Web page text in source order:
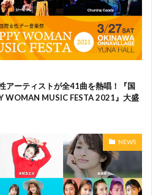
アーティストが全41曲を熱唱！『国
WOMAN MUSIC FESTA 2021』大盛
NEWS